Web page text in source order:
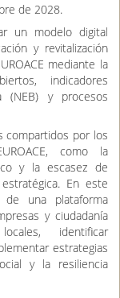
de Sostenibilidad
en el proyecto
Sostenible de las
marco de la octava
y cofinanciado por
El proyecto
euros y una
de 2028.
un modelo digital
y revitalización
mediante la
indicadores
(NEB) y procesos
compartidos por los
como la